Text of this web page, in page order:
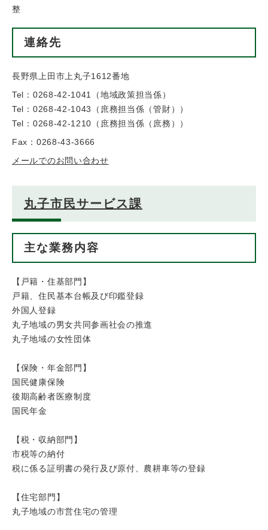
整
連絡先
長野県上田市上丸子1612番地
Tel：0268-42-1041
（地域政策担当係）
Tel：0268-42-1043
（ 庶務担当係（管財）
）
Tel：0268-42-1210 （ 庶務担当係（庶務）
）
Fax：0268-43-3666
メールでのお問い合わせ
丸子市民サービス課
主な業務内容
【戸籍・住基部門】
戸籍、住民基本台帳及び印鑑登録
外国人登録
丸子地域の男女共同参画社会の推進
丸子地域の女性団体
【保険・年金部門】
国民健康保険
後期高齢者医療制度
国民年金
【税・収納部門】
市税等の納付
税に係る証明書の発行及び原付、農耕車等の登録
【住宅部門】
丸子地域の市営住宅の管理